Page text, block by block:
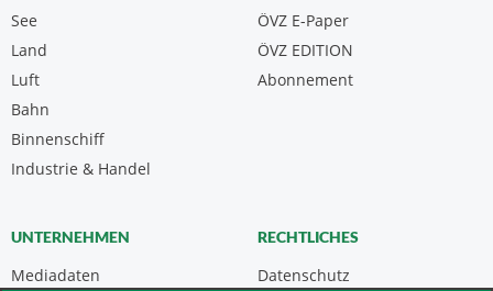
See
Land
Luft
Bahn
Binnenschiff
Industrie & Handel
ÖVZ E-Paper
Abonnement
ÖVZ EDITION
UNTERNEHMEN
Mediadaten
RECHTLICHES
Datenschutz